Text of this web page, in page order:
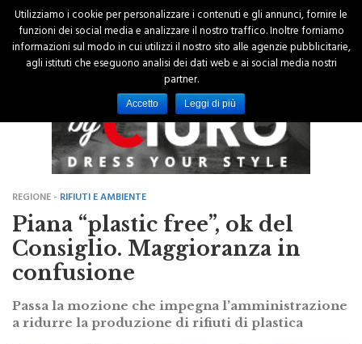
REGIONE - RIFIUTI E AMBIENTE
Piana “plastic free”, ok del
Consiglio. Maggioranza in
confusione
Passa la mozione che impegna l’amministrazione
a ridurre la produzione di rifiuti di plastica
Utilizziamo i cookie per personalizzare i contenuti e gli annunci, fornire le
funzioni dei social media e analizzare il nostro traffico. Inoltre forniamo
informazioni sul modo in cui utilizzi il nostro sito alle agenzie pubblicitarie,
agli istituti che eseguono analisi dei dati web e ai social media nostri
partner.
Accetto Leggi di più